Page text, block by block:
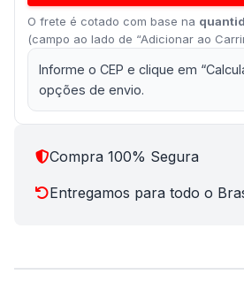
O frete é cotado com base na
(campo ao lado de “Adicionar ao
Informe o CEP e clique em
opções de envio.
Compra 100% Segura
Entregamos para todo o